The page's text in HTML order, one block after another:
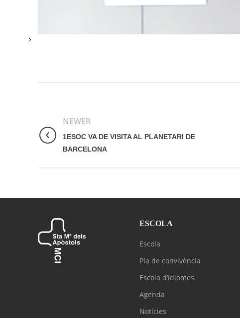
NEWER
1ESOC VA DE VISITA AL PLANETARI DE
BARCELONA
ESCOLA
Escola
Pla de convivència
Escola d’idiomes
Agenda
Notícies